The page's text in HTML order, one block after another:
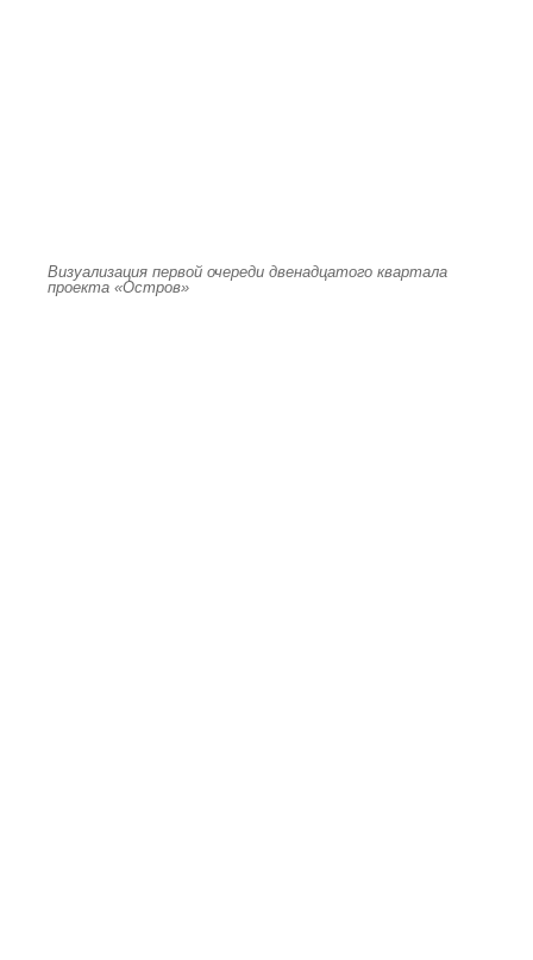
Визуализация первой очереди двенадцатого квартала
проекта «Остров»